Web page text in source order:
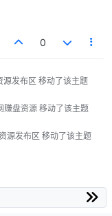
0
源发布区 移动了该主题
赚盘资源 移动了该主题
源发布区 移动了该主题